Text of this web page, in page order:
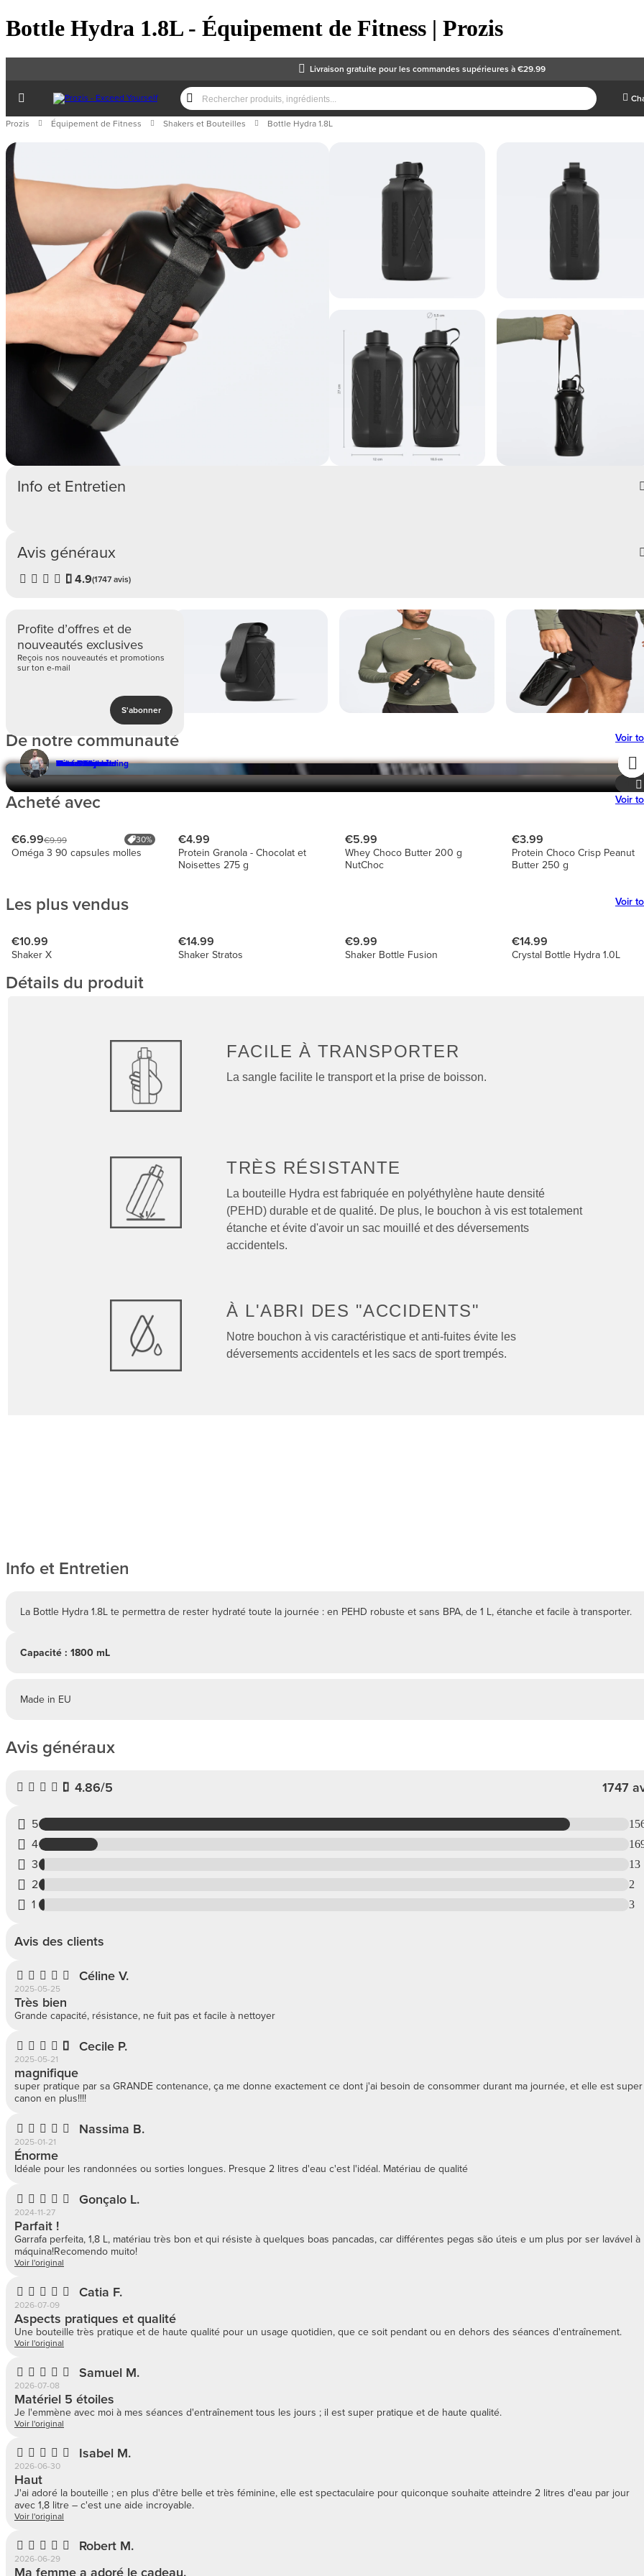
Bottle Hydra 1.8L - Équipement de Fitness | Prozis
Livraison gratuitepour les commandes supérieures à €29.99
Prozis Équipement de Fitness Shakers et Bouteilles Bottle Hydra 1.8L
Info et Entretien
Avis généraux
4.9(1747 avis)
Profite d’offres et de
nouveautés exclusives
Reçois nos nouveautés et promotions
sur ton e-mail
S'abonner
De notre communauté Voir
Roosa Laituri
Daniel Foerster
Kata Toma
Tuca Bodybuilding
Marta Sequeira
Mikael Munk
Acheté avec Voir
€6.99€9.99 30%
Oméga 3 90 capsules molles
€4.99
Protein Granola - Chocolat et
Noisettes 275 g
€5.99
Whey Choco Butter 200 g
NutChoc
€3.99
Protein Choco Crisp Peanut
Butter 250 g
Les plus vendus Voir
€10.99
Shaker X
€14.99
Shaker Stratos
€9.99
Shaker Bottle Fusion
€14.99
Crystal Bottle Hydra 1.0L
Détails du produit
FACILE À TRANSPORTER
La sangle facilite le transport et la prise de boisson.
TRÈS RÉSISTANTE
La bouteille Hydra est fabriquée en polyéthylène haute densité
(PEHD) durable et de qualité. De plus, le bouchon à vis est totalement
étanche et évite d'avoir un sac mouillé et des déversements
accidentels.
À L'ABRI DES "ACCIDENTS"
Notre bouchon à vis caractéristique et anti-fuites évite les
déversements accidentels et les sacs de sport trempés.
Info et Entretien
La Bottle Hydra 1.8L te permettra de rester hydraté toute la journée : en PEHD robuste et sans BPA, de 1 L, étanche et facile à transporter.
Capacité : 1800 mL
Made in EU
Avis généraux
4.86/5 1747
5
4
3 13
2 2
1 3
Avis des clients
Céline V.
2025-05-25
Très bien
Grande capacité, résistance, ne fuit pas et facile à nettoyer
Cecile P.
2025-05-21
magnifique
super pratique par sa GRANDE contenance, ça me donne exactement ce dont j'ai besoin de consommer durant ma journée, et elle est super
canon en plus!!!!
Nassima B.
2025-01-21
Énorme
Idéale pour les randonnées ou sorties longues. Presque 2 litres d'eau c'est l'idéal. Matériau de qualité
Gonçalo L.
2024-11-27
Parfait !
Garrafa perfeita, 1,8 L, matériau très bon et qui résiste à quelques boas pancadas, car différentes pegas são úteis e um plus por ser lavável à
máquina!Recomendo muito!
Voir l'original
Catia F.
2026-07-09
Aspects pratiques et qualité
Une bouteille très pratique et de haute qualité pour un usage quotidien, que ce soit pendant ou en dehors des séances d'entraînement.
Voir l'original
Samuel M.
2026-07-08
Matériel 5 étoiles
Je l'emmène avec moi à mes séances d'entraînement tous les jours ; il est super pratique et de haute qualité.
Voir l'original
Isabel M.
2026-06-30
Haut
J'ai adoré la bouteille ; en plus d'être belle et très féminine, elle est spectaculaire pour quiconque souhaite atteindre 2 litres d'eau par jour
avec 1,8 litre – c'est une aide incroyable.
Voir l'original
Robert M.
2026-06-29
Ma femme a adoré le cadeau.